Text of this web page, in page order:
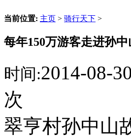
当前位置: 主页 > 骑行天下 >
每年150万游客走进孙
时间:2014-08-
次
翠亨村孙中山